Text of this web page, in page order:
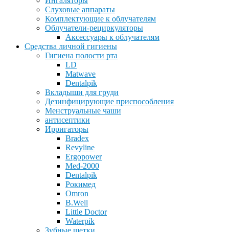
Слуховые аппараты
Комплектующие к облучателям
Облучатели-рециркуляторы
Аксессуары к облучателям
Средства личной гигиены
Гигиена полости рта
LD
Matwave
Dentalpik
Вкладыши для груди
Дезинфицирующие приспособления
Менструальные чаши
антисептики
Ирригаторы
Bradex
Revyline
Ergopower
Med-2000
Dentalpik
Рокимед
Omron
B.Well
Little Doctor
Waterpik
Зубные щетки